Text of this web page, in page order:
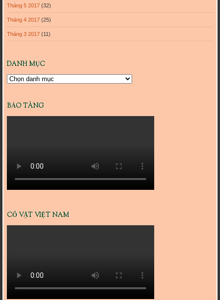
Tháng 5 2017(32)
Tháng 4 2017(25)
Tháng 3 2017(11)
DANH MỤC
Danh
BẢO TÀNG
CỔ VẬT VIỆT NAM